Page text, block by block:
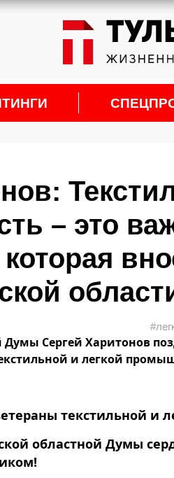
– это
Думы Сергей Харитонов
и легкой
текстильной и
областной Думы